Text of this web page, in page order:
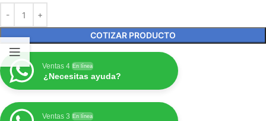
COTIZAR PRODUCTO
Ventas 4 En línea
¿Necesitas ayuda?
Ventas 3 En línea